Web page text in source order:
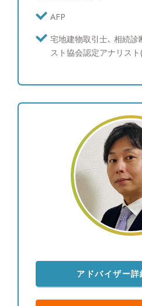
AFP
宅地建物取引士､ 相続診
スト協会認定アナリス
アドバイザー